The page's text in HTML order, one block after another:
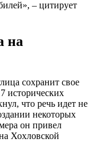
– цитирует
на
сохранит свое
исторических
что речь идет не
некоторых
он привел
Хохловской